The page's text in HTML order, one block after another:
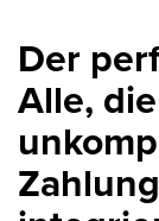
Der
Alle,